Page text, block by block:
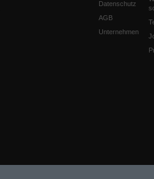
Datenschutz
AGB
Unternehmen